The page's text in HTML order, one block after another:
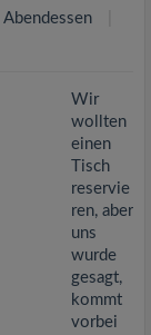
Abendessen
Wir
wollten
einen
Tisch
reservie
ren, aber
uns
wurde
gesagt,
kommt
vorbei